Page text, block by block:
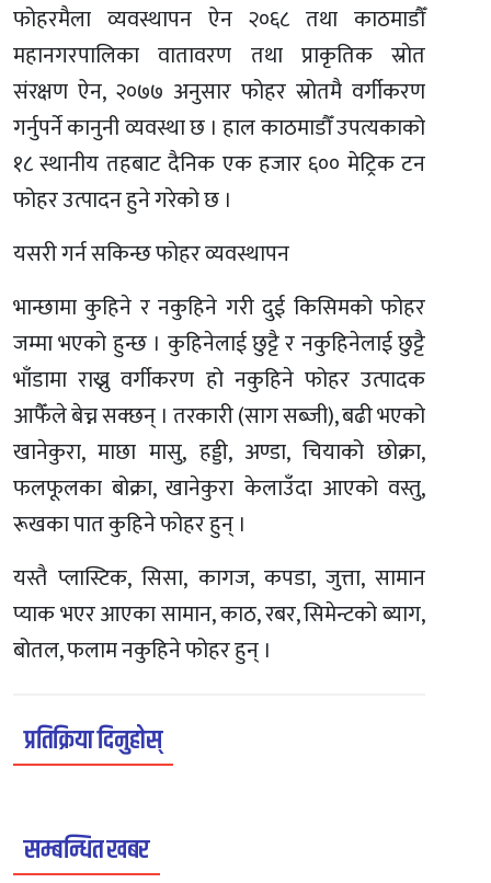
फोहरमैला व्यवस्थापन ऐन २०६८ तथा काठमाडौँ
महानगरपालिका वातावरण तथा प्राकृतिक स्रोत
संरक्षण ऐन, २०७७ अनुसार फोहर स्रोतमै वर्गीकरण
गर्नुपर्ने कानुनी व्यवस्था छ । हाल काठमाडौँ उपत्यकाको
१८ स्थानीय तहबाट दैनिक एक हजार ६०० मेट्रिक टन
फोहर उत्पादन हुने गरेको छ ।
यसरी गर्न सकिन्छ फोहर व्यवस्थापन
भान्छामा कुहिने र नकुहिने गरी दुई किसिमको फोहर
जम्मा भएको हुन्छ । कुहिनेलाई छुट्टै र नकुहिनेलाई छुट्टै
भाँडामा राख्नु वर्गीकरण हो नकुहिने फोहर उत्पादक
आफैँले बेच्न सक्छन् । तरकारी (साग सब्जी), बढी भएको
खानेकुरा, माछा मासु, हड्डी, अण्डा, चियाको छोक्रा,
फलफूलका बोक्रा, खानेकुरा केलाउँदा आएको वस्तु,
रूखका पात कुहिने फोहर हुन् ।
यस्तै प्लास्टिक, सिसा, कागज, कपडा, जुत्ता, सामान
प्याक भएर आएका सामान, काठ, रबर, सिमेन्टको ब्याग,
बोतल, फलाम नकुहिने फोहर हुन् ।
प्रतिक्रिया दिनुहोस्
सम्बन्धित खबर